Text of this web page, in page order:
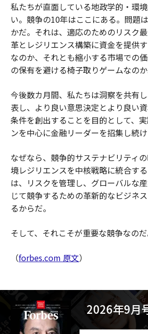
私たちが直面している地政学的・環
い。競争の10年はここにある。問題
かだ。それは、適応のためのリスク
革とレジリエンス構築に資金を提供
なのか、それとも縮小する市場での
の保有を避ける椅子取りゲームなのか
今後数カ月間、私たちは洞察を共有
表し、より良い意思決定とより良い
条件を創出することを目的として、
ンを中心に金融リーダーを招集し続け
なぜなら、競争的サステナビリティ
境レジリエンスを中核戦略に統合す
は、リスクを管理し、グローバルな
じて競争するための革新的なビジネ
るからだ。
そして、それこそが重要な競争なのだ
（forbes.com 原文）
2026年9月